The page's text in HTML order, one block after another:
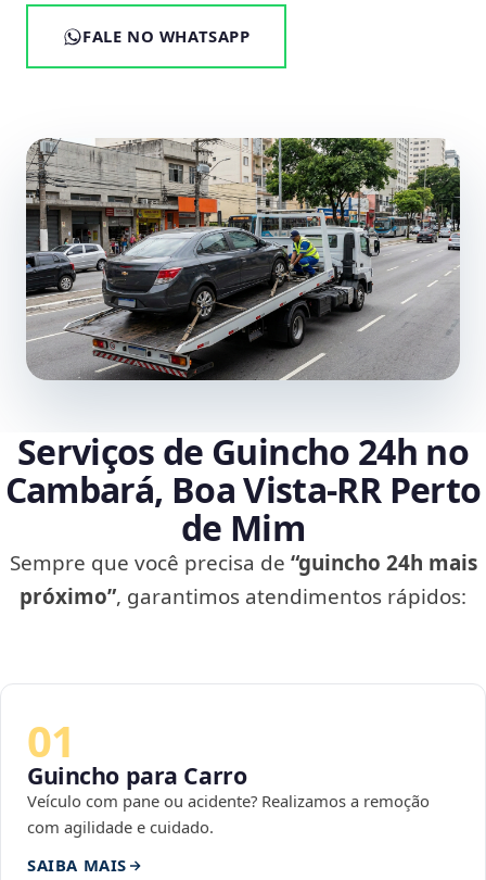
FALE NO WHATSAPP
Serviços de Guincho 24h no
Cambará, Boa Vista‑RR Perto
de Mim
Sempre que você precisa de “guincho 24h mais
próximo”, garantimos atendimentos rápidos:
01
Guincho para Carro
Veículo com pane ou acidente? Realizamos a remoção
com agilidade e cuidado.
SAIBA MAIS